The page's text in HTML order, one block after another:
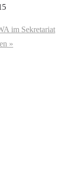
im Sekretariat
»